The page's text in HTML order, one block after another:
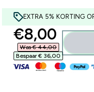
EXTRA 5% KORTING
€8,00‎
Was € 44,00‎
Bespaar € 36,00‎